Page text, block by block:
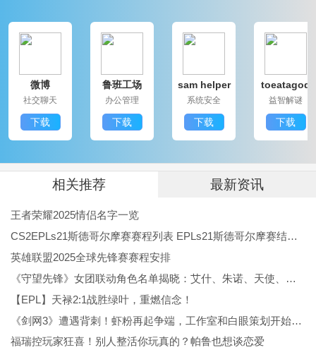
验，让玩家乐在中。
游戏内的事件与资源持续更新，保持玩家的新鲜感与探
索欲。
5、可用性广泛的场景
适合多种游戏氛围，短时间休闲长时间深入体验，都能
满足玩家需求。
星系战争模拟器手游游戏评价：
星系战争模拟器手游是一款策略战争类游戏，精美的画
面和丰富的玩法，吸引了众多玩家的关注。在探索与征
服的过程中，玩家能够享受到紧张刺激的战争体验，也
能通过多样的任务与事件，获取不同的乐趣。简单易上
手的操作与详细的教程，新手玩家也能够快速熟悉，成
微博
社交聊天
下载
鲁班工场
办公管理
下载
sam helper
系统安全
下载
toeatagod
益智解谜
下载
相关推荐 最新资讯
王者荣耀2025情侣名字一览
CS2EPLs21斯德哥尔摩赛赛程列表 EPLs21斯德哥尔摩赛结果公布
英雄联盟2025全球先锋赛赛程安排
《守望先锋》女团联动角色名单揭晓：艾什、朱诺、天使、伊拉锐与D.Va！
【EPL】天禄2:1战胜绿叶，重燃信念！
《剑网3》遭遇背刺！虾粉再起争端，工作室和白眼策划开始反噬
福瑞控玩家狂喜！别人整活你玩真的？帕鲁也想谈恋爱